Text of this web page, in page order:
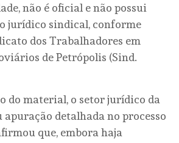
não é oficial e não possui
jurídico sindical, conforme
dos Trabalhadores em
de Petrópolis (Sind.
do material, o setor jurídico da
detalhada no processo
que, embora haja